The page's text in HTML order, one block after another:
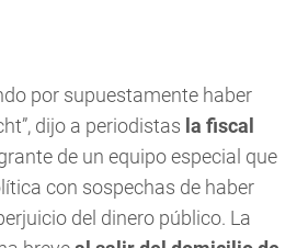
por supuestamente haber
dijo a periodistas la fiscal
de un equipo especial que
con sospechas de haber
del dinero público. La